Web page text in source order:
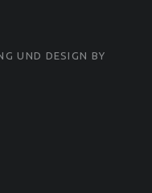
UND DESIGN BY